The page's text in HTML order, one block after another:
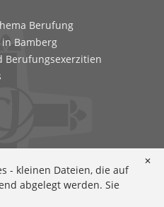
Berufung
Bamberg
Berufungsexerzitien
das? Eine Anleitung
Mary Wards Spiritualität
✕
- kleinen Dateien, die auf
abgelegt werden. Sie